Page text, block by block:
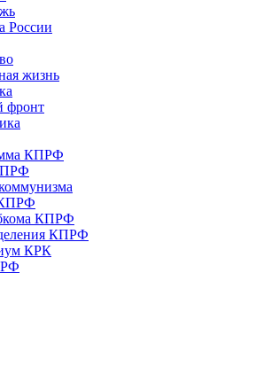
России
жизнь
фронт
КПРФ
КПРФ
КПРФ
КРК